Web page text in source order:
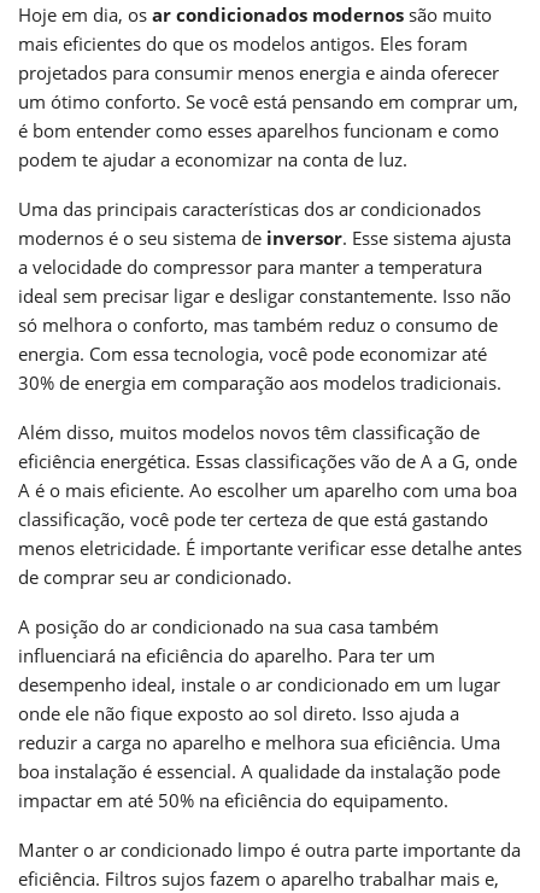
Hoje em dia, os ar condicionados modernos são muito
mais eficientes do que os modelos antigos. Eles foram
projetados para consumir menos energia e ainda oferecer
um ótimo conforto. Se você está pensando em comprar um,
é bom entender como esses aparelhos funcionam e como
podem te ajudar a economizar na conta de luz.
Uma das principais características dos ar condicionados
modernos é o seu sistema de inversor. Esse sistema ajusta
a velocidade do compressor para manter a temperatura
ideal sem precisar ligar e desligar constantemente. Isso não
só melhora o conforto, mas também reduz o consumo de
energia. Com essa tecnologia, você pode economizar até
30% de energia em comparação aos modelos tradicionais.
Além disso, muitos modelos novos têm classificação de
eficiência energética. Essas classificações vão de A a G, onde
A é o mais eficiente. Ao escolher um aparelho com uma boa
classificação, você pode ter certeza de que está gastando
menos eletricidade. É importante verificar esse detalhe antes
de comprar seu ar condicionado.
A posição do ar condicionado na sua casa também
influenciará na eficiência do aparelho. Para ter um
desempenho ideal, instale o ar condicionado em um lugar
onde ele não fique exposto ao sol direto. Isso ajuda a
reduzir a carga no aparelho e melhora sua eficiência. Uma
boa instalação é essencial. A qualidade da instalação pode
impactar em até 50% na eficiência do equipamento.
Manter o ar condicionado limpo é outra parte importante da
eficiência. Filtros sujos fazem o aparelho trabalhar mais e,